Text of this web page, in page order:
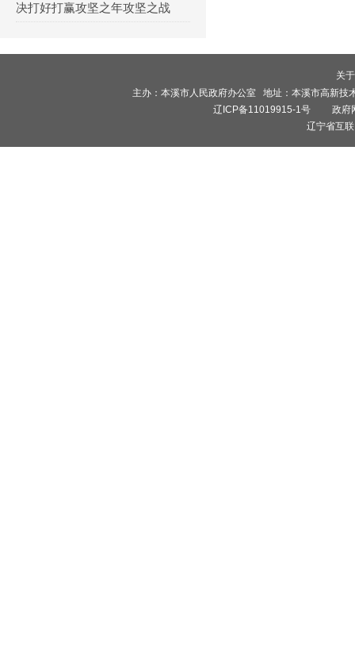
决打好打赢攻坚之年攻坚之战
关
主办：本溪市人民政府办公室 地址：本溪市高新
辽ICP备11019915-1号 政府
辽宁省互